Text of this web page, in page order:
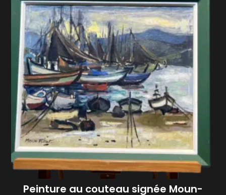
Peinture au couteau signée Moun-